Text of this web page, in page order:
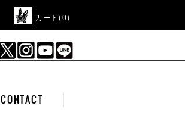
カート(0)
CONTACT